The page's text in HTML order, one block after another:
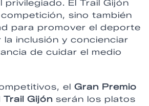
El Trail Gijón
sino también
para promover el deporte
la inclusión y concienciar
de cuidar el medio
el Gran Premio
Trail Gijón serán los platos